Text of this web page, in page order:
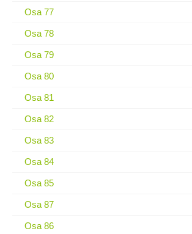
Osa 77
Osa 78
Osa 79
Osa 80
Osa 81
Osa 82
Osa 83
Osa 84
Osa 85
Osa 87
Osa 86